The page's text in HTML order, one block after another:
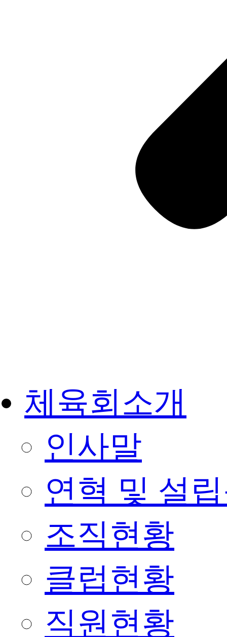
체육회소개
인사말
연혁 및 설
조직현황
클럽현황
직원현황